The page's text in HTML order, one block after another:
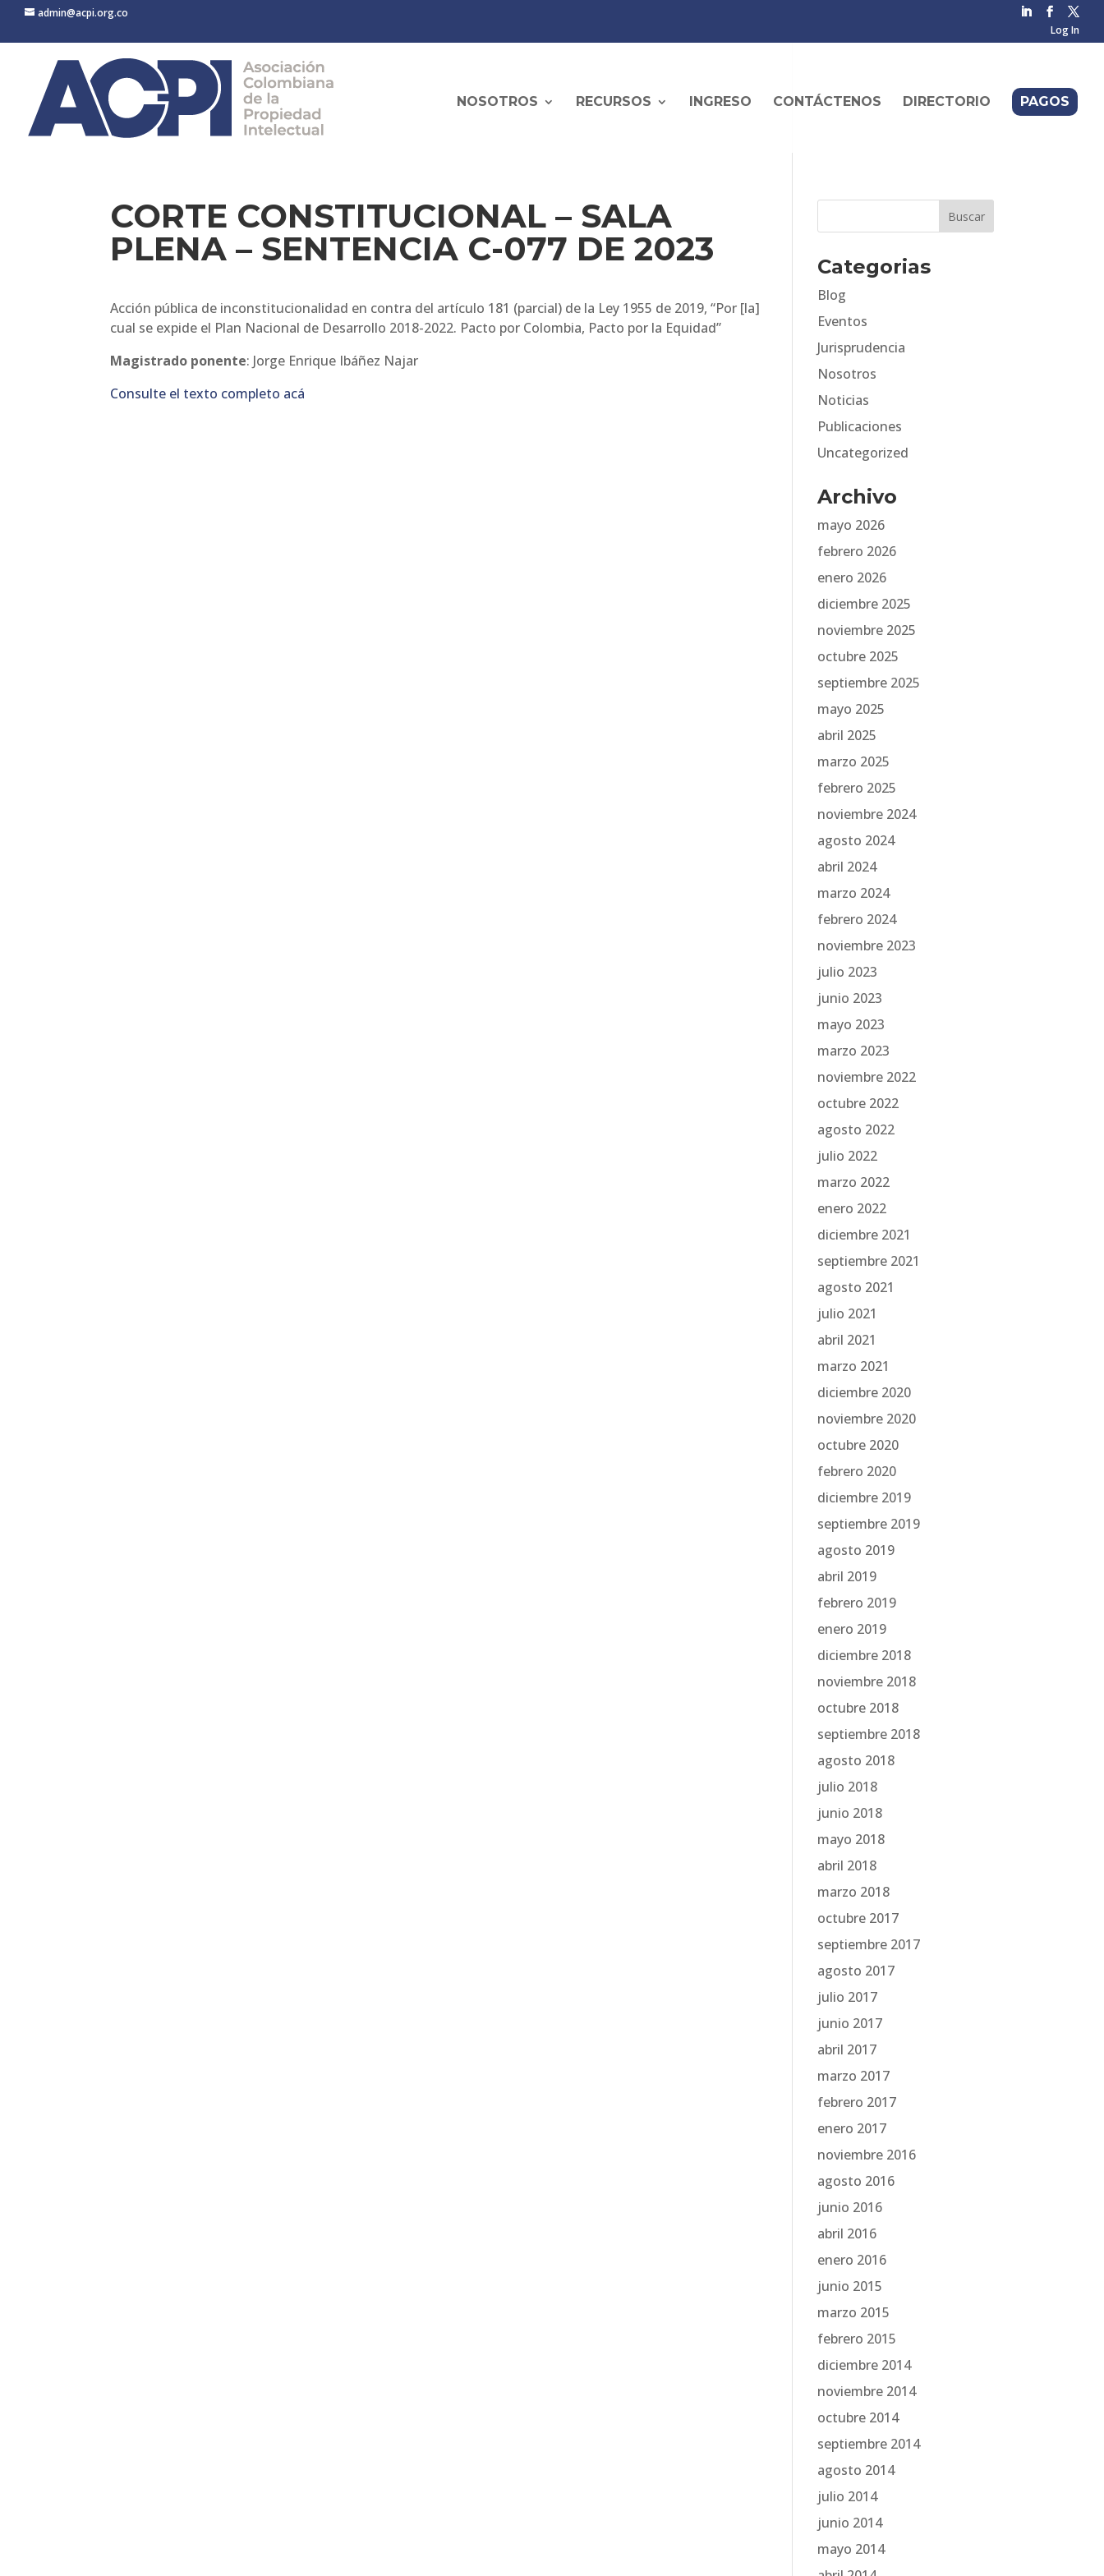
admin@acpi.org.co
Log In
NOSOTROS RECURSOS INGRESO CONTÁCTENOS DIRECTORIO PAGOS
CORTE CONSTITUCIONAL – SALA
PLENA – SENTENCIA C-077 DE 2023
Acción pública de inconstitucionalidad en contra del artículo 181 (parcial) de la Ley 1955 de 2019, “Por [la]
cual se expide el Plan Nacional de Desarrollo 2018-2022. Pacto por Colombia, Pacto por la Equidad”
Magistrado ponente: Jorge Enrique Ibáñez Najar
Consulte el texto completo acá
Categorias
Blog
Eventos
Jurisprudencia
Nosotros
Noticias
Publicaciones
Uncategorized
Archivo
mayo 2026
febrero 2026
enero 2026
diciembre 2025
noviembre 2025
octubre 2025
septiembre 2025
mayo 2025
abril 2025
marzo 2025
febrero 2025
noviembre 2024
agosto 2024
abril 2024
marzo 2024
febrero 2024
noviembre 2023
julio 2023
junio 2023
mayo 2023
marzo 2023
noviembre 2022
octubre 2022
agosto 2022
julio 2022
marzo 2022
enero 2022
diciembre 2021
septiembre 2021
agosto 2021
julio 2021
abril 2021
marzo 2021
diciembre 2020
noviembre 2020
octubre 2020
febrero 2020
diciembre 2019
septiembre 2019
agosto 2019
abril 2019
febrero 2019
enero 2019
diciembre 2018
noviembre 2018
octubre 2018
septiembre 2018
agosto 2018
julio 2018
junio 2018
mayo 2018
abril 2018
marzo 2018
octubre 2017
septiembre 2017
agosto 2017
julio 2017
junio 2017
abril 2017
marzo 2017
febrero 2017
enero 2017
noviembre 2016
agosto 2016
junio 2016
abril 2016
enero 2016
junio 2015
marzo 2015
febrero 2015
diciembre 2014
noviembre 2014
octubre 2014
septiembre 2014
agosto 2014
julio 2014
junio 2014
mayo 2014